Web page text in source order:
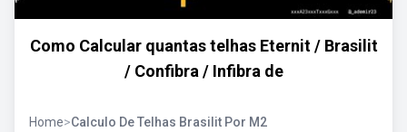
Como Calcular quantas telhas Eternit / Brasilit
/ Confibra / Infibra de
Home>Calculo De Telhas Brasilit Por M2